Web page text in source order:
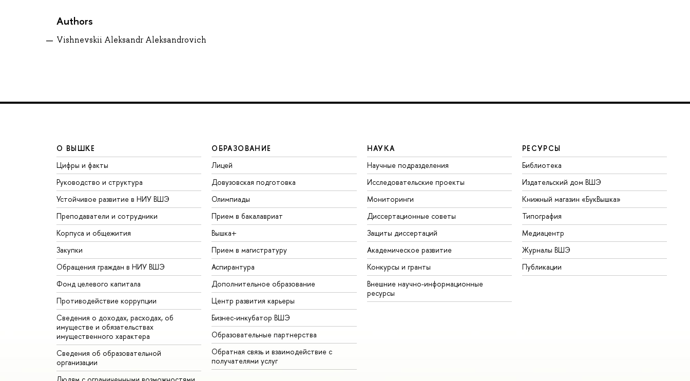
Authors
Vishnevskii Aleksandr Aleksandrovich
О ВЫШКЕ
Цифры и факты
Руководство и структура
Устойчивое развитие в НИУ ВШЭ
Преподаватели и сотрудники
Корпуса и общежития
Закупки
Обращения граждан в НИУ ВШЭ
Фонд целевого капитала
Противодействие коррупции
Сведения о доходах, расходах, об
имуществе и обязательствах
имущественного характера
Сведения об образовательной
организации
ОБРАЗОВАНИЕ
Лицей
Довузовская подготовка
Олимпиады
Прием в бакалавриат
Вышка+
Прием в магистратуру
Аспирантура
Дополнительное образование
Центр развития карьеры
Бизнес-инкубатор ВШЭ
Образовательные партнерства
Обратная связь и взаимодействие с
получателями услуг
НАУКА
Научные подразделения
Исследовательские проекты
Мониторинги
Диссертационные советы
Защиты диссертаций
Академическое развитие
Конкурсы и гранты
Внешние научно-информационные
ресурсы
РЕСУРСЫ
Библиотека
Издательский дом ВШЭ
Книжный магазин «БукВышка»
Типография
Медиацентр
Журналы ВШЭ
Публикации